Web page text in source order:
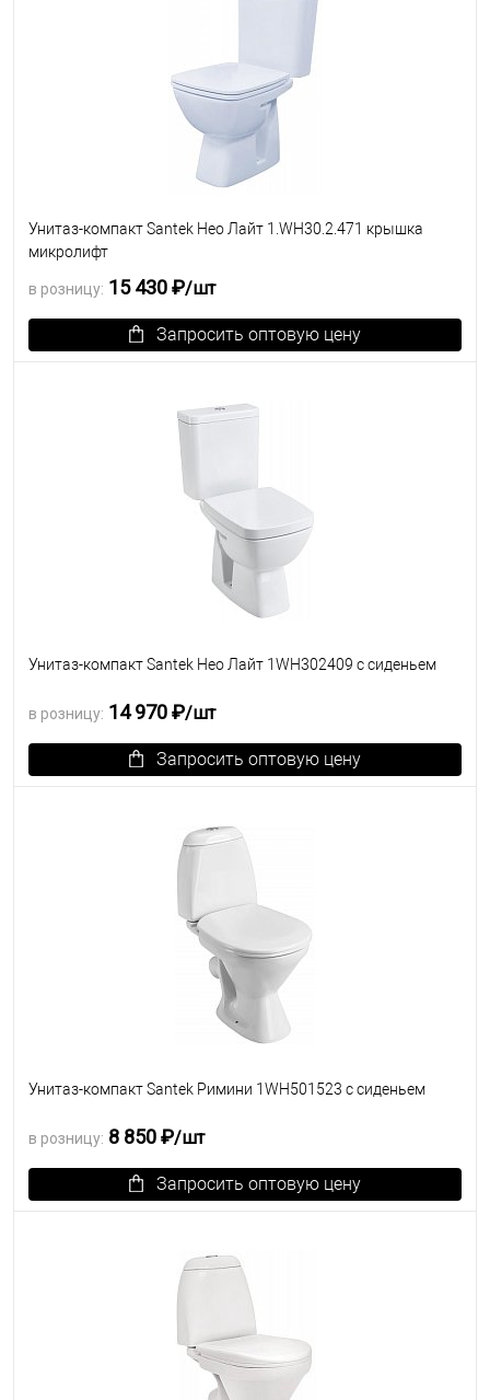
Унитаз-компакт Santek Нео Лайт 1.WH30.2.471 крышка
микролифт
в розницу: 15 430 ₽/шт
Запросить оптовую цену
Унитаз-компакт Santek Нео Лайт 1WH302409 с сиденьем
в розницу: 14 970 ₽/шт
Запросить оптовую цену
Унитаз-компакт Santek Римини 1WH501523 с сиденьем
в розницу: 8 850 ₽/шт
Запросить оптовую цену